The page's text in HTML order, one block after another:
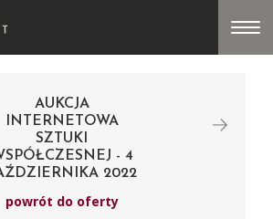
AUKCJA
INTERNETOWA
SZTUKI
- 4
2022
powrót do oferty